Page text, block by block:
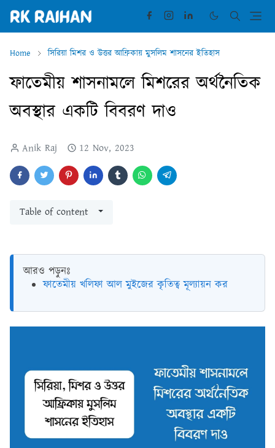
Home সিরিয়া মিশর ও উত্তর আফ্রিকায় মুসলিম শাসনের ইতিহাস
ফাতেমীয় শাসনামলে মিশরের অর্থনৈতিক
অবস্থার একটি বিবরণ দাও
Anik Raj 12 Nov, 2023
Table of content
আরও পড়ুনঃ
ফাতেমীয় খলিফা আল মুইজের কৃতিত্ব মূল্যায়ন কর